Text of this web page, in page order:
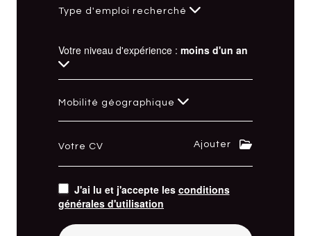
Type d'emploi recherché
Votre niveau d'expérience : moins d'un an
Mobilité géographique
Votre CV Ajouter
J'ai lu et j'accepte les conditions
générales d'utilisation